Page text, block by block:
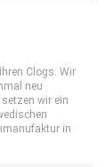
Clogs. Wir
neu
wir ein
in